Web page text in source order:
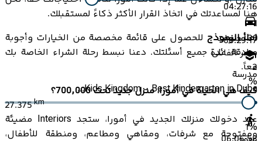
هنا لمساعدتك في اتخاذ القرار الأكثر ذكاءً لمستقبلك.
املأ النموذج للحصول على قائمة مخصصة من الخيارات وأجوبة
صادقة على جميع أسئلتك. دعنا نبسط رحلة الشراء الخاصة بك
معاً.
كيف هي الحياة في أمورا، منزل جديد تحت 700,000؟
عند دخولك منزلك الجديد في أمورا، ستجد Interiors مضيئة
ومفتوحة مع شرفات، ومقاهي ومطاعم، ومنطقة للأطفال،
04:27:16
00:29:17
مدرسة
Kids Kingdom - Best Kindergarten in Duba...
27.375km
1
30سنوات
سعر الفائدة
2
%
1%